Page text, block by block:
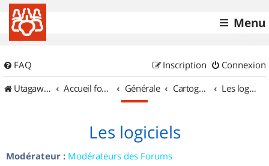
Menu
FAQ Connexion
Inscription
UtagawaVTT (Randos VTT et VTTAE avec traces GPS)
Accueil forum Générale Cartographie et GPS Les logiciels
Les logiciels
Modérateur : Modérateurs des Forums